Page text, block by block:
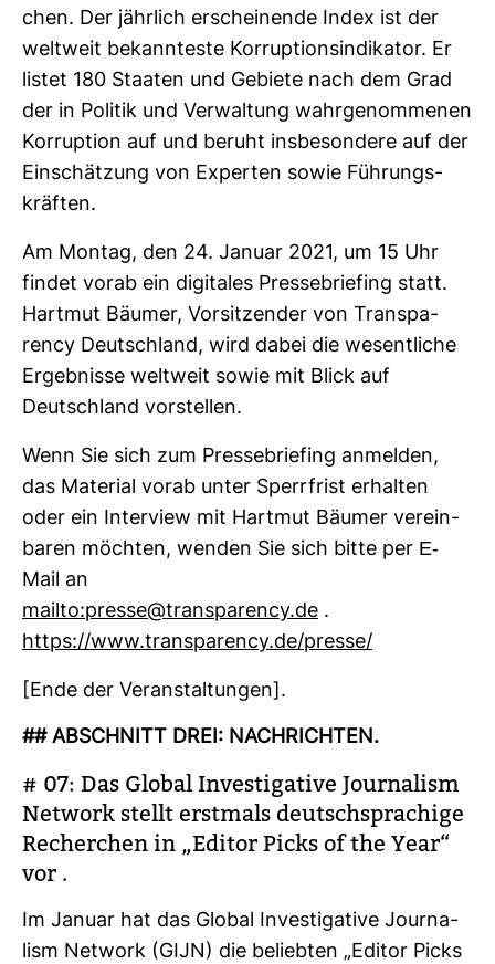
chen. Der jähr­lich erschei­nende Index ist der
welt­weit bekann­teste Kor­rup­ti­ons­in­di­kator. Er
listet 180 Staaten und Gebiete nach dem Grad
der in Politik und Ver­wal­tung wahr­ge­nom­menen
Kor­rup­tion auf und beruht ins­be­son­dere auf der
Ein­schät­zung von Experten sowie Füh­rungs­
kräften.
Am Montag, den 24. Januar 2021, um 15 Uhr
findet vorab ein digi­tales Pres­se­brie­fing statt.
Hartmut Bäumer, Vor­sit­zender von Trans­pa­
rency Deutsch­land, wird dabei die wesent­liche
Ergeb­nisse welt­weit sowie mit Blick auf
Deutsch­land vor­stellen.
Wenn Sie sich zum Pres­se­brie­fing anmelden,
das Mate­rial vorab unter Sperr­frist erhalten
oder ein Inter­view mit Hartmut Bäumer ver­ein­
baren möchten, wenden Sie sich bitte per E-​
Mail an
mailto:presse@trans­pa­rency.de .
https://www.trans­pa­rency.de/presse/
[Ende der Ver­an­stal­tungen].
## ABSCHNITT DREI: NACH­RICHTEN.
# 07: Das Global Inves­ti­ga­tive Jour­na­lism
Net­work stellt erst­mals deutsch­spra­chige
Recher­chen in „Editor Picks of the Year“
vor .
Im Januar hat das Global Inves­ti­ga­tive Jour­na­
lism Net­work (GIJN) die beliebten „Editor Picks